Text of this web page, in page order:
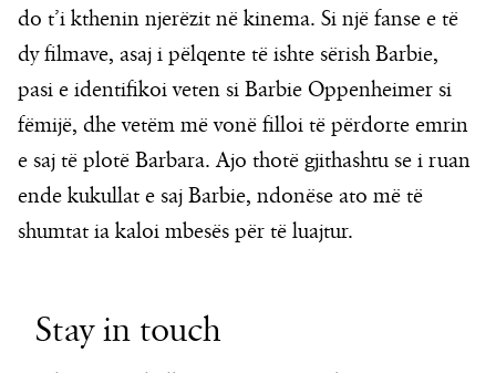
do t’i kthenin njerëzit në kinema. Si një fanse e të
dy filmave, asaj i pëlqente të ishte sërish Barbie,
pasi e identifikoi veten si Barbie Oppenheimer si
fëmijë, dhe vetëm më vonë filloi të përdorte emrin
e saj të plotë Barbara. Ajo thotë gjithashtu se i ruan
ende kukullat e saj Barbie, ndonëse ato më të
shumtat ia kaloi mbesës për të luajtur.
Stay in touch